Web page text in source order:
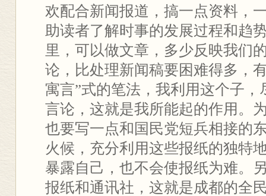
欢配合新闻报道，搞一点资料，
助读者了解时事的发展过程和趋
里，可以做文章，多少反映我们
论，比处理新闻稿要困难得多，
寓言”式的笔法，我利用这个子
言论，这就是我所能起的作用。
也要写一点和国民党短兵相接的
火候，充分利用这些报纸的独特
暴露自己，也不会使报纸为难。
报纸和通讯社，这就是成都的全